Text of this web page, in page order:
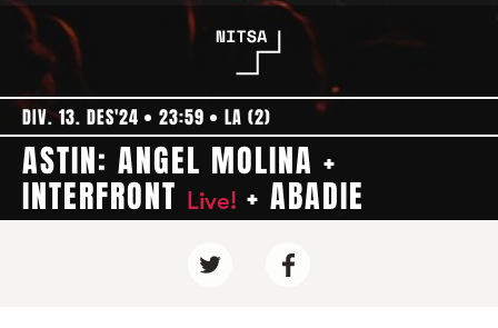
DIV. 13. DES'24 23:59 LA (2)
ASTIN: ANGEL MOLINA +
INTERFRONT Live! + ABADIE